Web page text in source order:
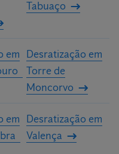
Tabuaço
em Desratização em
Torre de
Moncorvo
em Desratização em
Valença